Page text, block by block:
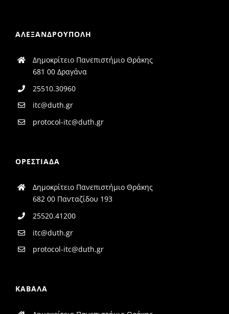
ΑΛΕΞΑΝΔΡΟΥΠΟΛΗ
Δημοκρίτειο Πανεπιστήμιο Θράκης
681 00 Δραγάνα
25510.30960
itc@duth.gr
protocol-itc@duth.gr
ΟΡΕΣΤΙΑΔΑ
Δημοκρίτειο Πανεπιστήμιο Θράκης
682 00 Πανταζίδου 193
25520.41200
itc@duth.gr
protocol-itc@duth.gr
ΚΑΒΑΛΑ